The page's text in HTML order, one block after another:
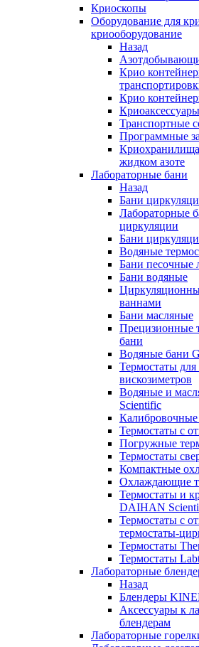
Криоскопы
Оборудование для
криооборудование
Назад
Крио
Крио
Криоаксессуары
Транспортные
Программные
жидком азоте
Лабораторные бани
Назад
Бани
Лабораторные
циркуляции
Бани
Водяные
Бани песочные
Бани водяные
ваннами
Бани масляные
Прецизионные
бани
Водяные бани
Термостаты
вискозиметров
Водяные и
Scientific
Калибровочные
Термостаты с
Погружные
Термостаты
Компактные
Охлаждающие
Термостаты и
DAIHAN
Термостаты с
термостаты-
Термостаты
Термостаты
Лабораторные
Назад
Блендеры
Аксессуары к
блендерам
Лабораторные